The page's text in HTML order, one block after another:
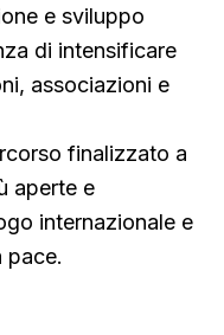
e sviluppo
di intensificare
associazioni e
finalizzato a
aperte e
internazionale e
pace.